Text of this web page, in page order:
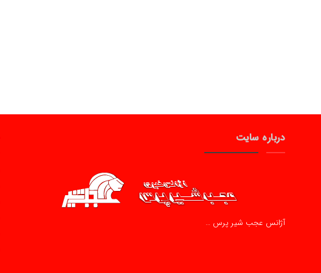
درباره سایت
آژانس عجب شیر پرس …